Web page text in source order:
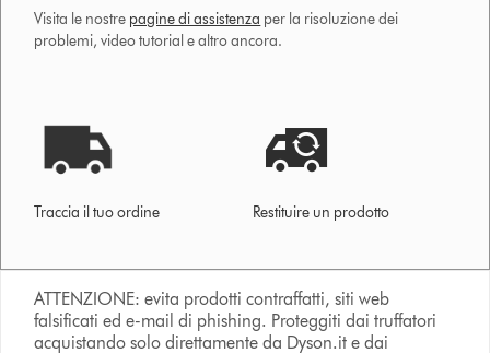
Visita le nostre pagine di assistenza per la risoluzione dei
problemi, video tutorial e altro ancora.
Traccia il tuo ordine Restituire un prodotto
ATTENZIONE: evita prodotti contraffatti, siti web
falsificati ed e-mail di phishing. Proteggiti dai truffatori
acquistando solo direttamente da Dyson.it e dai